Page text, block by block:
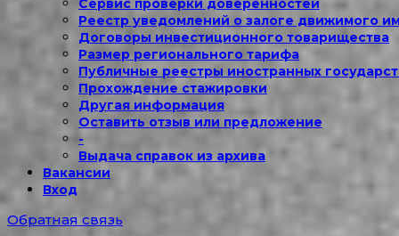
Сервис проверки доверенностей
Реестр уведомлений о залоге движимого
Договоры инвестиционного товарищества
Размер регионального тарифа
Публичные реестры иностранных
Прохождение стажировки
Другая информация
Оставить отзыв или предложение
-
Выдача справок из архива
Вакансии
Вход
Обратная связь